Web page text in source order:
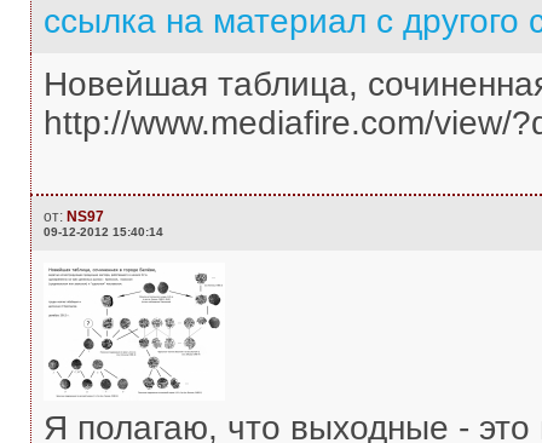
ссылка на материал с другого
Новейшая таблица,
http://www.mediafire.com/view/
от: NS97
09-12-2012 15:40:14
Я полагаю, что выходные -